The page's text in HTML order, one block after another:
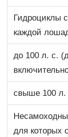
Гидроциклы
каждой
до 100 л. с.
свыше 100 л.
для которых